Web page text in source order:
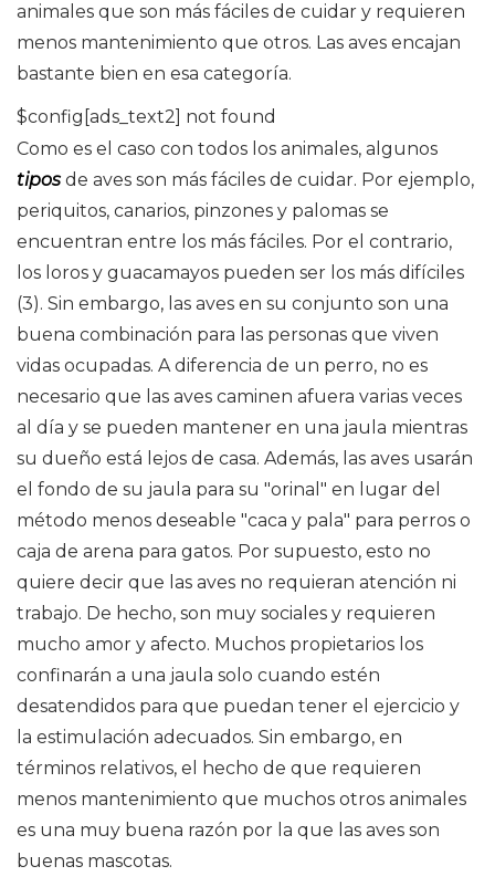
animales que son más fáciles de cuidar y requieren
menos mantenimiento que otros. Las aves encajan
bastante bien en esa categoría.
$config[ads_text2] not found
Como es el caso con todos los animales, algunos
tiposde aves son más fáciles de cuidar. Por ejemplo,
periquitos, canarios, pinzones y palomas se
encuentran entre los más fáciles. Por el contrario,
los loros y guacamayos pueden ser los más difíciles
(3). Sin embargo, las aves en su conjunto son una
buena combinación para las personas que viven
vidas ocupadas. A diferencia de un perro, no es
necesario que las aves caminen afuera varias veces
al día y se pueden mantener en una jaula mientras
su dueño está lejos de casa. Además, las aves usarán
el fondo de su jaula para su "orinal" en lugar del
método menos deseable "caca y pala" para perros o
caja de arena para gatos. Por supuesto, esto no
quiere decir que las aves no requieran atención ni
trabajo. De hecho, son muy sociales y requieren
mucho amor y afecto. Muchos propietarios los
confinarán a una jaula solo cuando estén
desatendidos para que puedan tener el ejercicio y
la estimulación adecuados. Sin embargo, en
términos relativos, el hecho de que requieren
menos mantenimiento que muchos otros animales
es una muy buena razón por la que las aves son
buenas mascotas.